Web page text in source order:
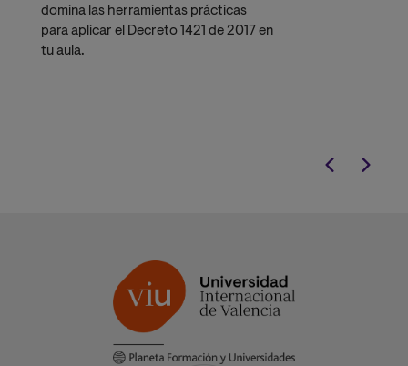
domina las herramientas prácticas
para aplicar el Decreto 1421 de 2017 en
tu aula.